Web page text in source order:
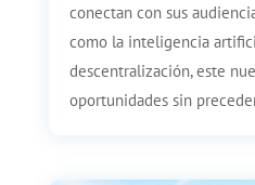
conectan con sus
como la inteligencia
descentralización, este
oportunidades sin